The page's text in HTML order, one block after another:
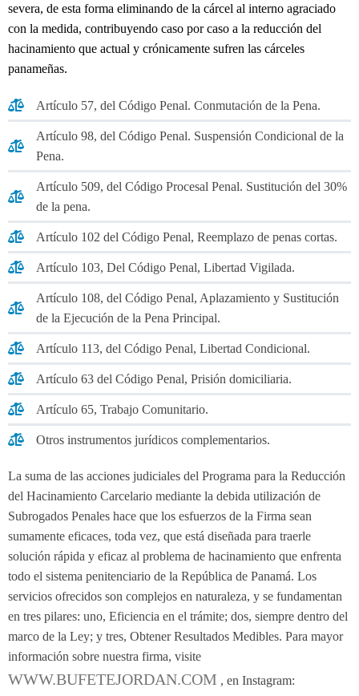
severa, de esta forma eliminando de la cárcel al interno agraciado
con la medida, contribuyendo caso por caso a la reducción del
hacinamiento que actual y crónicamente sufren las cárceles
panameñas.
Artículo 57, del Código Penal. Conmutación de la Pena.
Artículo 98, del Código Penal. Suspensión Condicional de la
Pena.
Artículo 509, del Código Procesal Penal. Sustitución del 30%
de la pena.
Artículo 102 del Código Penal, Reemplazo de penas cortas.
Artículo 103, Del Código Penal, Libertad Vigilada.
Artículo 108, del Código Penal, Aplazamiento y Sustitución
de la Ejecución de la Pena Principal.
Artículo 113, del Código Penal, Libertad Condicional.
Artículo 63 del Código Penal, Prisión domiciliaria.
Artículo 65, Trabajo Comunitario.
Otros instrumentos jurídicos complementarios.
La suma de las acciones judiciales del Programa para la Reducción
del Hacinamiento Carcelario mediante la debida utilización de
Subrogados Penales hace que los esfuerzos de la Firma sean
sumamente eficaces, toda vez, que está diseñada para traerle
solución rápida y eficaz al problema de hacinamiento que enfrenta
todo el sistema penitenciario de la República de Panamá. Los
servicios ofrecidos son complejos en naturaleza, y se fundamentan
en tres pilares: uno, Eficiencia en el trámite; dos, siempre dentro del
marco de la Ley; y tres, Obtener Resultados Medibles. Para mayor
información sobre nuestra firma, visite
WWW.BUFETEJORDAN.COM , en Instagram: